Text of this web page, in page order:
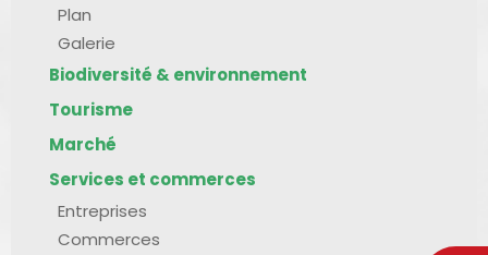
Plan
Galerie
Biodiversité & environnement
Tourisme
Marché
Services et commerces
Entreprises
Commerces